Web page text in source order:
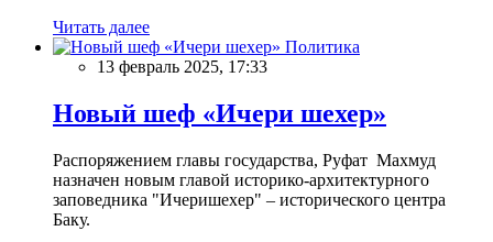
Читать далее
Политика
13 февраль 2025, 17:33
Новый шеф «Ичери шехер»
Распоряжением главы государства, Руфат Махмуд
назначен новым главой историко-архитектурного
заповедника "Ичеришехер" – исторического центра
Баку.